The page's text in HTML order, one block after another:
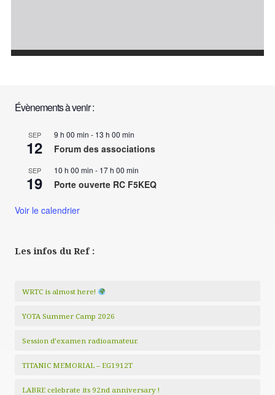
Évènements à venir :
SEP
12
9 h 00 min - 13 h 00 min
Forum des associations
SEP
19
10 h 00 min - 17 h 00 min
Porte ouverte RC F5KEQ
Voir le calendrier
Les infos du Ref :
WRTC is almost here!
YOTA Summer Camp 2026
Session d’examen radioamateur.
TITANIC MEMORIAL – EG1912T
LABRE celebrate its 92nd anniversary !